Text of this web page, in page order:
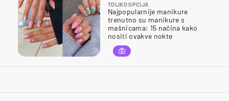
TOLIKO OPCIJA
Najpopularnije manikure
trenutno su manikure s
mašnicama: 15 načina kako
nositi ovakve nokte